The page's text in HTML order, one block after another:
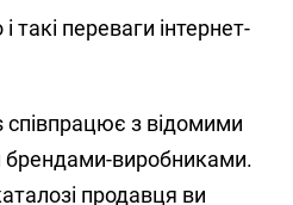
такі переваги інтернет-
з відомими
брендами-виробниками.
продавця ви